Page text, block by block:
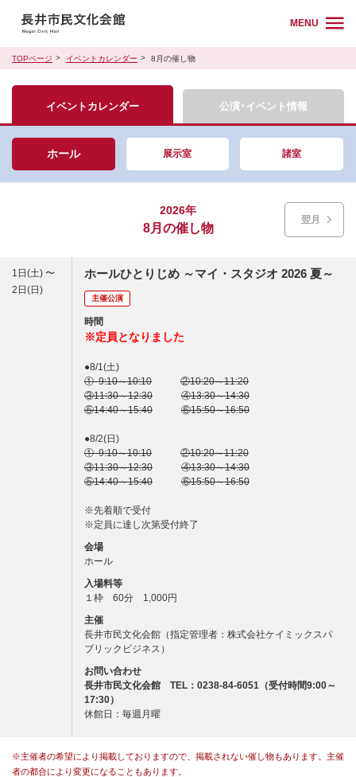
MENU
TOPページ イベントカレンダー 8月の催し物
イベントカレンダー 公演･イベント情報
ホール 展示室 諸室
翌月
2026年
8月の催し物
1日(土) 〜
2日(日)
ホールひとりじめ ～マイ・スタジオ 2026 夏～
主催公演
時間
※定員となりました
●8/1(土)
① 9:10～10:10
②10:20～11:20
③11:30～12:30
④13:30～14:30
⑤14:40～15:40
⑥15:50～16:50
●8/2(日)
① 9:10～10:10
②10:20～11:20
③11:30～12:30
④13:30～14:30
⑤14:40～15:40
⑥15:50～16:50
※先着順で受付
※定員に達し次第受付終了
会場
ホール
入場料等
１枠 60分 1,000円
主催
長井市民文化会館（指定管理者：株式会社ケイミックスパ
ブリックビジネス）
お問い合わせ
長井市民文化会館 TEL：0238-84-6051 （受付時間9:00～
17:30）
休館日：毎週月曜
※主催者の希望により掲載しておりますので、掲載されない催し物もあります。主催
者の都合により変更になることもあります。